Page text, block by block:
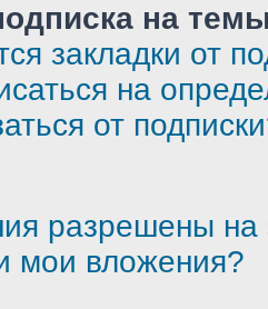
на
закладки от
на
от
разрешены
мои вложения?